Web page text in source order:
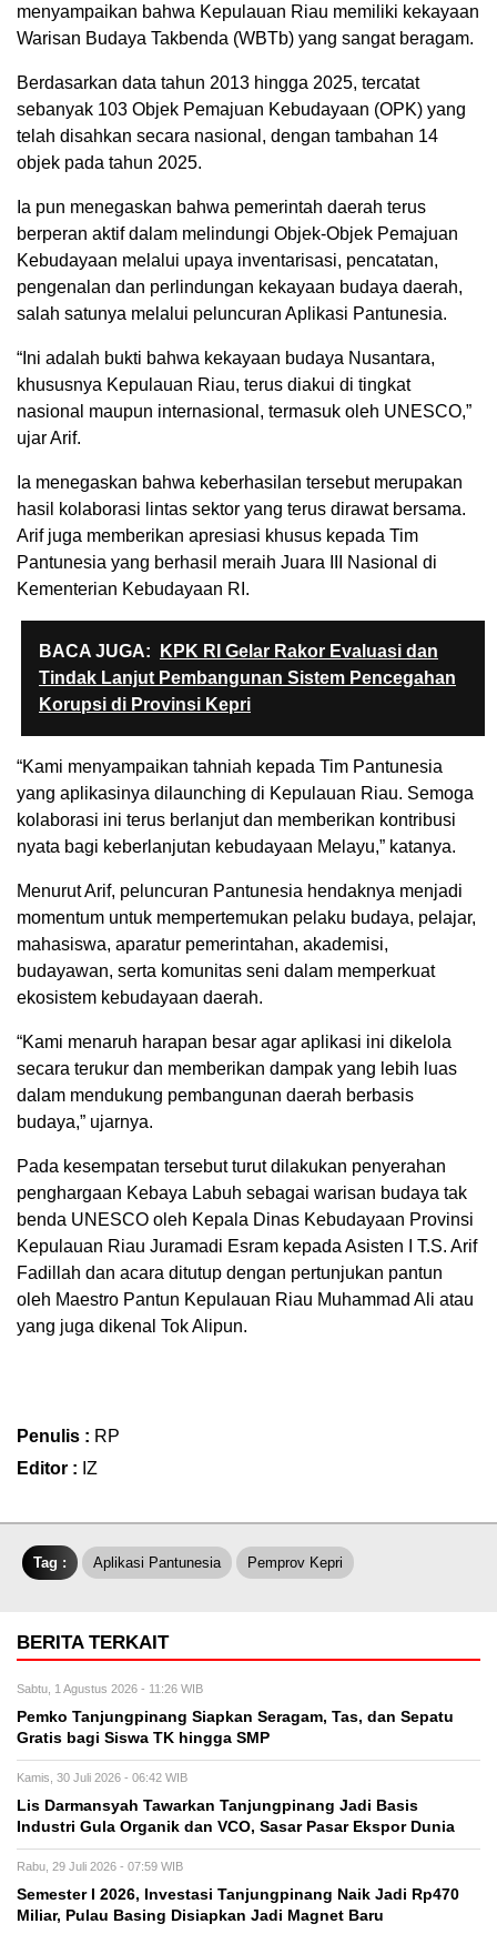
menyampaikan bahwa Kepulauan Riau memiliki kekayaan
Warisan Budaya Takbenda (WBTb) yang sangat beragam.
Berdasarkan data tahun 2013 hingga 2025, tercatat
sebanyak 103 Objek Pemajuan Kebudayaan (OPK) yang
telah disahkan secara nasional, dengan tambahan 14
objek pada tahun 2025.
Ia pun menegaskan bahwa pemerintah daerah terus
berperan aktif dalam melindungi Objek-Objek Pemajuan
Kebudayaan melalui upaya inventarisasi, pencatatan,
pengenalan dan perlindungan kekayaan budaya daerah,
salah satunya melalui peluncuran Aplikasi Pantunesia.
“Ini adalah bukti bahwa kekayaan budaya Nusantara,
khususnya Kepulauan Riau, terus diakui di tingkat
nasional maupun internasional, termasuk oleh UNESCO,”
ujar Arif.
Ia menegaskan bahwa keberhasilan tersebut merupakan
hasil kolaborasi lintas sektor yang terus dirawat bersama.
Arif juga memberikan apresiasi khusus kepada Tim
Pantunesia yang berhasil meraih Juara III Nasional di
Kementerian Kebudayaan RI.
BACA JUGA:
KPK RI Gelar Rakor Evaluasi dan
Tindak Lanjut Pembangunan Sistem Pencegahan
Korupsi di Provinsi Kepri
“Kami menyampaikan tahniah kepada Tim Pantunesia
yang aplikasinya dilaunching di Kepulauan Riau. Semoga
kolaborasi ini terus berlanjut dan memberikan kontribusi
nyata bagi keberlanjutan kebudayaan Melayu,” katanya.
Menurut Arif, peluncuran Pantunesia hendaknya menjadi
momentum untuk mempertemukan pelaku budaya, pelajar,
mahasiswa, aparatur pemerintahan, akademisi,
budayawan, serta komunitas seni dalam memperkuat
ekosistem kebudayaan daerah.
“Kami menaruh harapan besar agar aplikasi ini dikelola
secara terukur dan memberikan dampak yang lebih luas
dalam mendukung pembangunan daerah berbasis
budaya,” ujarnya.
Pada kesempatan tersebut turut dilakukan penyerahan
penghargaan Kebaya Labuh sebagai warisan budaya tak
benda UNESCO oleh Kepala Dinas Kebudayaan Provinsi
Kepulauan Riau Juramadi Esram kepada Asisten I T.S. Arif
Fadillah dan acara ditutup dengan pertunjukan pantun
oleh Maestro Pantun Kepulauan Riau Muhammad Ali atau
yang juga dikenal Tok Alipun.
Penulis : RP
Editor : IZ
Tag : Aplikasi Pantunesia Pemprov Kepri
BERITA TERKAIT
Sabtu, 1 Agustus 2026 - 11:26 WIB
Pemko Tanjungpinang Siapkan Seragam, Tas, dan Sepatu
Gratis bagi Siswa TK hingga SMP
Kamis, 30 Juli 2026 - 06:42 WIB
Lis Darmansyah Tawarkan Tanjungpinang Jadi Basis
Industri Gula Organik dan VCO, Sasar Pasar Ekspor Dunia
Rabu, 29 Juli 2026 - 07:59 WIB
Semester I 2026, Investasi Tanjungpinang Naik Jadi Rp470
Miliar, Pulau Basing Disiapkan Jadi Magnet Baru